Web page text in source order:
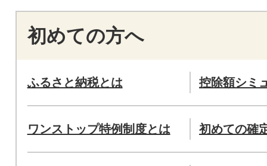
初めての方へ
ふるさと納税とは 控除額シミ
ワンストップ特例制度とは 初めての確